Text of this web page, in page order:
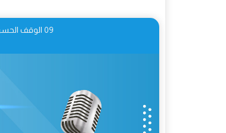
09 الوقف الحسن: تعريفه وحكمه